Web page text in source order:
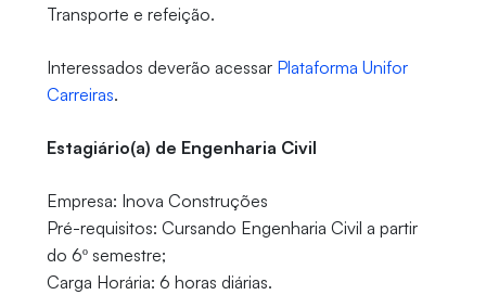
Transporte e refeição.
Interessados deverão acessar Plataforma Unifor
Carreiras.
Estagiário(a) de Engenharia Civil
Empresa: Inova Construções
Pré-requisitos: Cursando Engenharia Civil a partir
do 6º semestre;
Carga Horária: 6 horas diárias.